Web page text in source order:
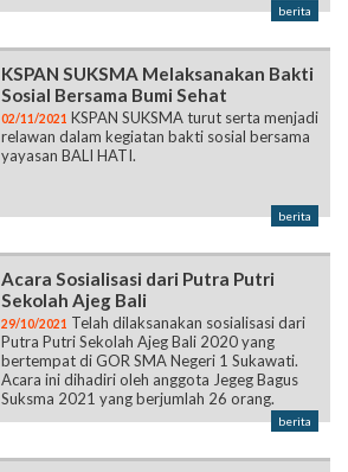
berita
KSPAN SUKSMA Melaksanakan Bakti
Sosial Bersama Bumi Sehat
02/11/2021 KSPAN SUKSMA turut serta menjadi
relawan dalam kegiatan bakti sosial bersama
yayasan BALI HATI.
berita
Acara Sosialisasi dari Putra Putri
Sekolah Ajeg Bali
29/10/2021 Telah dilaksanakan sosialisasi dari
Putra Putri Sekolah Ajeg Bali 2020 yang
bertempat di GOR SMA Negeri 1 Sukawati.
Acara ini dihadiri oleh anggota Jegeg Bagus
Suksma 2021 yang berjumlah 26 orang.
berita